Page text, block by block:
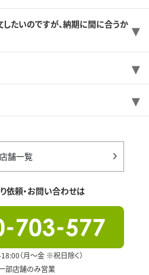
たいのですが、納期に間に合うか
店舗一覧
依頼・お問い合わせは
18:00（月～金 ※祝日除く）
部店舗のみ営業